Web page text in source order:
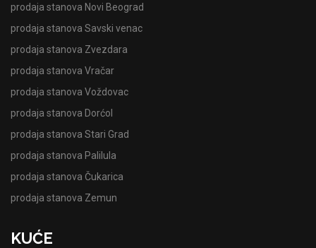
prodaja stanova Novi Beograd
prodaja stanova Savski venac
prodaja stanova Zvezdara
prodaja stanova Vračar
prodaja stanova Voždovac
prodaja stanova Dorćol
prodaja stanova Stari Grad
prodaja stanova Palilula
prodaja stanova Čukarica
prodaja stanova Zemun
KUĆE